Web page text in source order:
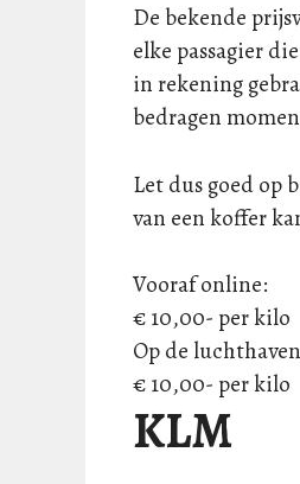
De bekende
elke passagier
in rekening
bedragen
Let dus goed op
van een koffer
Vooraf online:
€ 10,00- per kilo
Op de
€ 10,00- per kilo
KLM